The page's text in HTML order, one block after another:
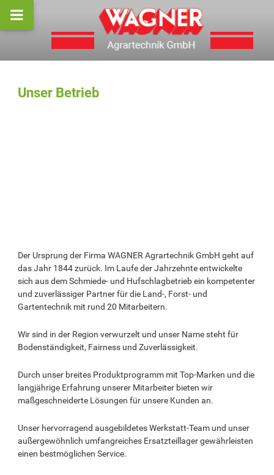
Unser Betrieb
Der Ursprung der Firma WAGNER Agrartechnik GmbH geht auf
das Jahr 1844 zurück. Im Laufe der Jahrzehnte entwickelte
sich aus dem Schmiede- und Hufschlagbetrieb ein kompetenter
und zuverlässiger Partner für die Land-, Forst- und
Gartentechnik mit rund 20 Mitarbeitern.
Wir sind in der Region verwurzelt und unser Name steht für
Bodenständigkeit, Fairness und Zuverlässigkeit.
Durch unser breites Produktprogramm mit Top-Marken und die
langjährige Erfahrung unserer Mitarbeiter bieten wir
maßgeschneiderte Lösungen für unsere Kunden an.
Unser hervorragend ausgebildetes Werkstatt-Team und unser
außergewöhnlich umfangreiches Ersatzteillager gewährleisten
einen bestmöglichen Service.